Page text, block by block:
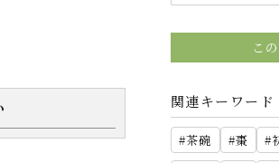
こ
関連キーワード
茶碗 棗